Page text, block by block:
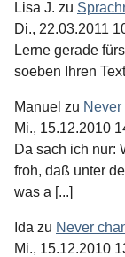
Lisa J. zu
Di., 22.03.2011
Lerne gerade
soeben Ihren
Manuel zu
Mi., 15.12.2010
Da sach ich nur:
froh, daß unter
was a [...]
Ida zu Never
Mi., 15.12.2010